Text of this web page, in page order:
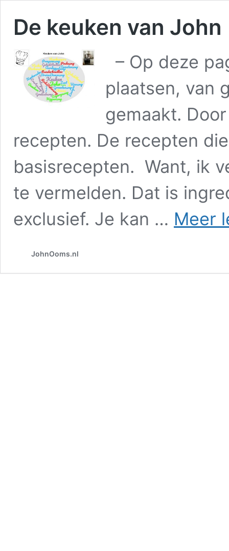
De keuken van John
– Op deze
plaatsen, van
gemaakt.
recepten. De recepten
basisrecepten. Want, ik
te vermelden. Dat is
exclusief. Je kan … Meer
JohnOoms.nl